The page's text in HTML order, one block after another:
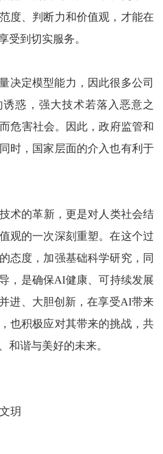
度、判断力和价值观，才能在
受到切实服务。
决定模型能力，因此很多公司
惑，强大技术若落入恶意之
危害社会。因此，政府监管和
时，国家层面的介入也有利于
术的革新，更是对人类社会结
观的一次深刻重塑。在这个过
态度，加强基础科学研究，同
，是确保AI健康、可持续发展
进、大胆创新，在享受AI带来
也积极应对其带来的挑战，共
和谐与美好的未来。
玥